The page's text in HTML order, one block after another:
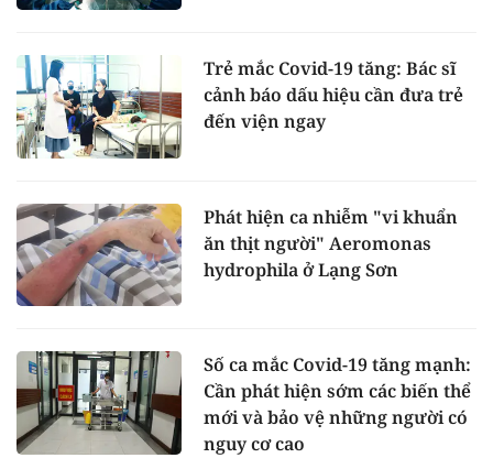
Trẻ mắc Covid-19 tăng: Bác sĩ
cảnh báo dấu hiệu cần đưa trẻ
đến viện ngay
Phát hiện ca nhiễm "vi khuẩn
ăn thịt người" Aeromonas
hydrophila ở Lạng Sơn
Số ca mắc Covid-19 tăng mạnh:
Cần phát hiện sớm các biến thể
mới và bảo vệ những người có
nguy cơ cao